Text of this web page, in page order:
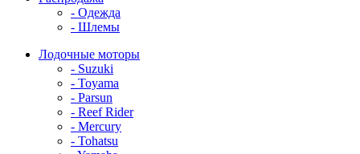
- Одежда
- Шлемы
Лодочные моторы
- Suzuki
- Toyama
- Parsun
- Reef Rider
- Mercury
- Tohatsu